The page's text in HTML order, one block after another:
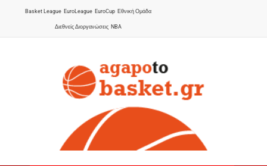
Basket League EuroLeague EuroCup Εθνική Ομάδα
Διεθνείς Διοργανώσεις NBA